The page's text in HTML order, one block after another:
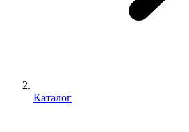
Каталог